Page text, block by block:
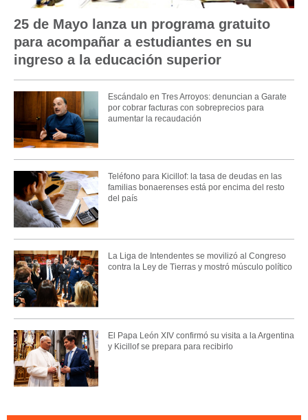
25 de Mayo lanza un programa gratuito
para acompañar a estudiantes en su
ingreso a la educación superior
Escándalo en Tres Arroyos: denuncian a Garate
por cobrar facturas con sobreprecios para
aumentar la recaudación
Teléfono para Kicillof: la tasa de deudas en las
familias bonaerenses está por encima del resto
del país
La Liga de Intendentes se movilizó al Congreso
contra la Ley de Tierras y mostró músculo político
El Papa León XIV confirmó su visita a la Argentina
y Kicillof se prepara para recibirlo